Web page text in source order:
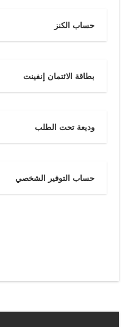
حساب الكنز
بطاقة الائتمان إنفينت
وديعة تحت الطلب
حساب التوفير الشخصي